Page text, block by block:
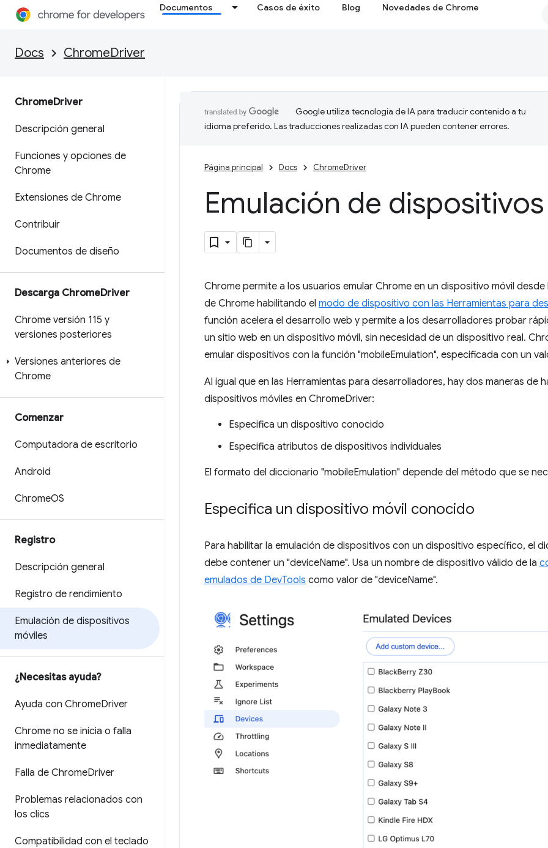
Documentos Casos de éxito Blog Novedades de Chrome
Docs ChromeDriver
ChromeDriver
Descripción general
Funciones y opciones de
Chrome
Extensiones de Chrome
Contribuir
Documentos de diseño
Descarga ChromeDriver
Chrome versión 115 y
versiones posteriores
Versiones anteriores de
Chrome
Comenzar
Computadora de escritorio
Android
ChromeOS
Registro
Descripción general
Registro de rendimiento
Emulación de dispositivos
móviles
¿Necesitas ayuda?
Ayuda con ChromeDriver
Chrome no se inicia o falla
inmediatamente
Falla de ChromeDriver
Problemas relacionados con
los clics
Compatibilidad con el teclado
Google utiliza tecnología de IA para traducir contenido a tu
idioma preferido. Las traducciones realizadas con IA pueden contener errores.
Página principal Docs ChromeDriver
Emulación de
Chrome permite a los usuarios emular Chrome en un dispositivo móvil
de Chrome habilitando el modo de dispositivo con las Herramientas para
función acelera el desarrollo web y permite a los desarrolladores probar
un sitio web en un dispositivo móvil, sin necesidad de un dispositivo real.
emular dispositivos con la función "mobileEmulation", especificada con un
Al igual que en las Herramientas para desarrolladores, hay dos maneras de
dispositivos móviles en ChromeDriver:
Especifica un dispositivo conocido
Especifica atributos de dispositivos individuales
El formato del diccionario "mobileEmulation" depende del método que se
Especifica un dispositivo móvil conocido
Para habilitar la emulación de dispositivos con un dispositivo específico, el
debe contener un "deviceName". Usa un nombre de dispositivo válido de la
emulados de DevTools como valor de "deviceName".